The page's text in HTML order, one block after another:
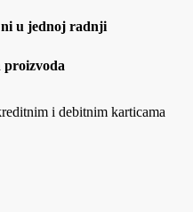
u jednoj radnji
proizvoda
i debitnim karticama